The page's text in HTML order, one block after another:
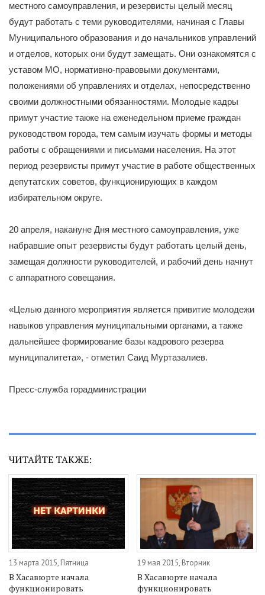
местного самоуправления, и резервисты целый месяц
будут работать с теми руководителями, начиная с Главы
Муниципального образования и до начальников управлений
и отделов, которых они будут замещать. Они ознакомятся с
уставом МО, нормативно-правовыми документами,
положениями об управлениях и отделах, непосредственно
своими должностными обязанностями. Молодые кадры
примут участие также на еженедельном приеме граждан
руководством города, тем самым изучать формы и методы
работы с обращениями и письмами населения. На этот
период резервисты примут участие в работе общественных
депутатских советов, функционирующих в каждом
избирательном округе.
20 апреля, накануне Дня местного самоуправления, уже
набравшие опыт резервисты будут работать целый день,
замещая должности руководителей, и рабочий день начнут
с аппаратного совещания.
«Целью данного мероприятия является привитие молодежи
навыков управления муниципальными органами, а также
дальнейшее формирование базы кадрового резерва
муниципалитета», - отметил Саид Муртазалиев.
Пресс-служба горадминистрации
ЧИТАЙТЕ ТАКЖЕ:
13 марта 2015, Пятница
В Хасавюрте начала
функционировать
19 мая 2015, Вторник
В Хасавюрте начала
функционировать